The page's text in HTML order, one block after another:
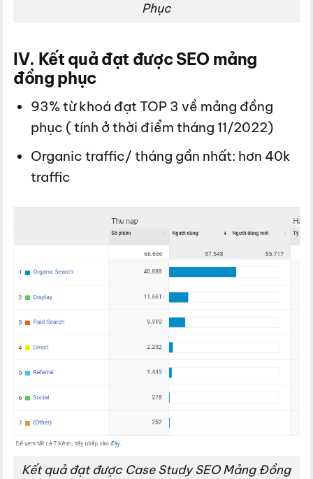
Phục
IV. Kết quả đạt được SEO mảng
đồng phục
93% từ khoá đạt TOP 3 về mảng đồng
phục ( tính ở thời điểm tháng 11/2022)
Organic traffic/ tháng gần nhất: hơn 40k
traffic
Kết quả đạt được Case Study SEO Mảng Đồng